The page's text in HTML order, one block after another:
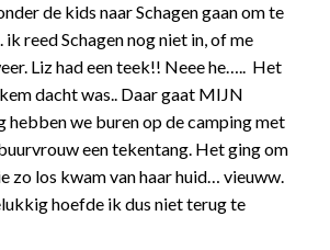
de kids naar Schagen gaan om te
reed Schagen nog niet in, of me
Liz had een teek!! Neee he….. Het
dacht was.. Daar gaat MIJN
hebben we buren op de camping met
een tekentang. Het ging om
zo los kwam van haar huid… vieuww.
hoefde ik dus niet terug te